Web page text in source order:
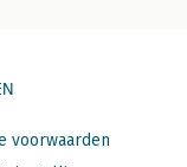
voorwaarden